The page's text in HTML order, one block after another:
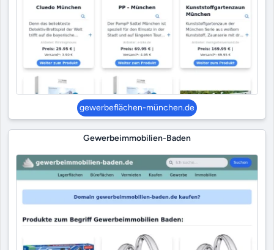
gewerbeflächen-münchen.de
Gewerbeimmobilien-Baden